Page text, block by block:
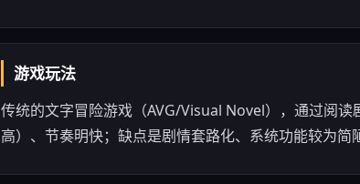
游戏玩法
传统的文字冒险游戏（AVG/Visual Novel），通过阅
高）、节奏明快；缺点是剧情套路化、系统功能较为简